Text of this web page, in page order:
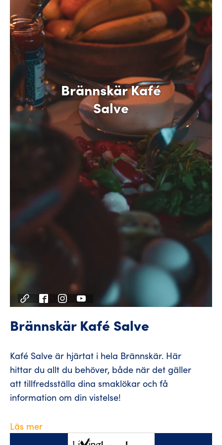
Brännskär Kafé
Salve
Brännskär Kafé Salve
Kafé Salve är hjärtat i hela Brännskär. Här
hittar du allt du behöver, både när det gäller
att tillfredsställa dina smaklökar och få
information om din vistelse!
Läs mer